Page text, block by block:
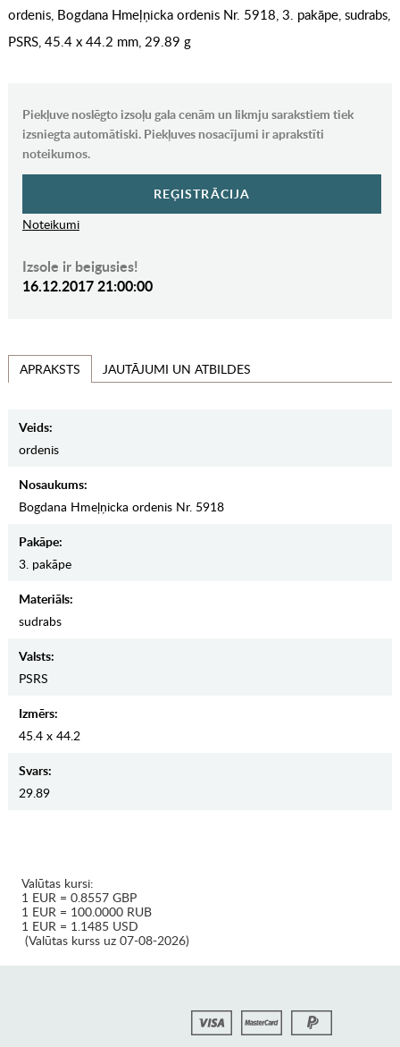
ordenis, Bogdana Hmeļņicka ordenis Nr. 5918, 3. pakāpe, sudrabs,
PSRS, 45.4 x 44.2 mm, 29.89 g
Piekļuve noslēgto izsoļu gala cenām un likmju sarakstiem tiek
izsniegta automātiski. Piekļuves nosacījumi ir aprakstīti
noteikumos.
REĢISTRĀCIJA
Noteikumi
Izsole ir beigusies!
16.12.2017 21:00:00
APRAKSTS JAUTĀJUMI UN ATBILDES
Veids:
ordenis
Nosaukums:
Bogdana Hmeļņicka ordenis Nr. 5918
Pakāpe:
3. pakāpe
Materiāls:
sudrabs
Valsts:
PSRS
Izmērs:
45.4 x 44.2
Svars:
29.89
Valūtas kursi:
1 EUR = 0.8557 GBP
1 EUR = 100.0000 RUB
1 EUR = 1.1485 USD
(Valūtas kurss uz 07-08-2026)